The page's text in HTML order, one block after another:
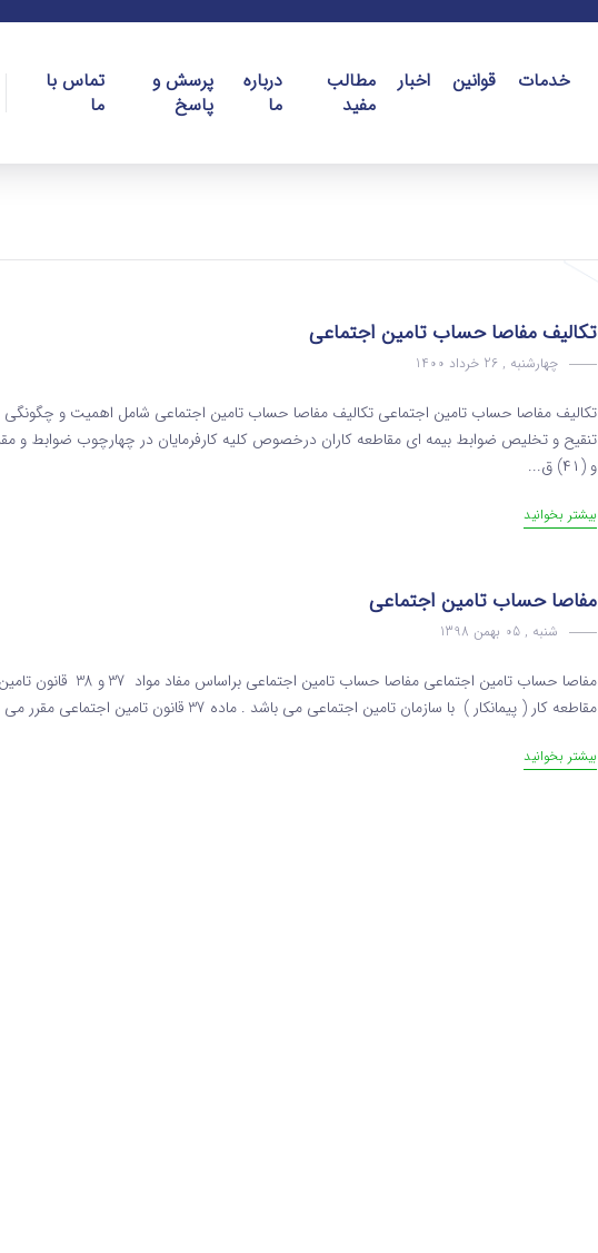
خدمات قوانین اخبار
مطالب
مفید
درباره
ما
پرسش و
پاسخ
تماس با
ما
تکالیف مفاصا حساب تامین اجتماعی
چهارشنبه , 26 خرداد 1400
تکالیف مفاصا حساب تامین اجتماعی تکالیف مفاصا حساب تامین اجتماعی شامل اهمیت و
و (۴۱) ق...
بیشتر بخوانید
مفاصا حساب تامین اجتماعی
شنبه , 05 بهمن 1398
مفاصا حساب تامین اجتماعی
مقاطعه کار ( پیمانکار ) با سازمان تامین اجتماعی می باشد . ماده 37 قانون تامین اجتماعی مقرر می دارد : هنگام نقل ...
بیشتر بخوانید